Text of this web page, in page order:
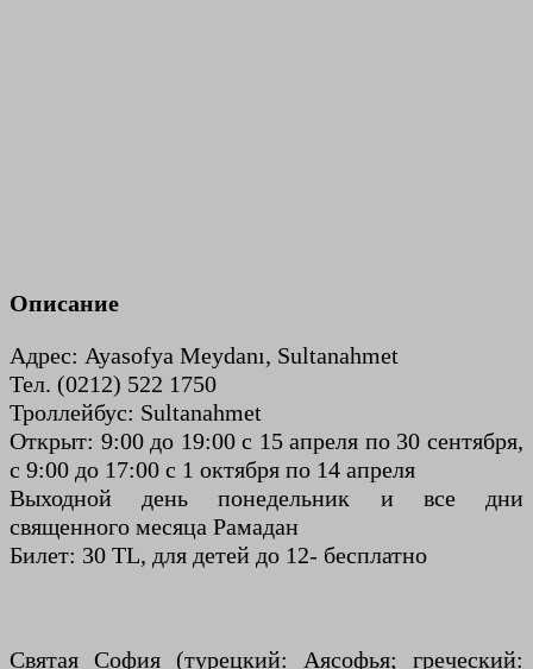
Описание
Адрес: Ayasofya Meydanı, Sultanahmet
Тел. (0212) 522 1750
Троллейбус: Sultanahmet
Открыт: 9:00 до 19:00 с 15 апреля по 30 сентября,
с 9:00 до 17:00 с 1 октября по 14 апреля
Выходной день понедельник и все дни
священного месяца Рамадан
Билет: 30 TL, для детей до 12- бесплатно
Святая София (турецкий: Аясофья; греческий: